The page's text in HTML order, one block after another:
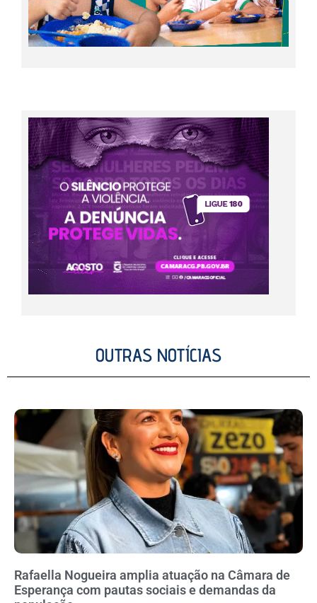
OUTRAS NOTÍCIAS
Rafaella Nogueira amplia atuação na Câmara de
Esperança com pautas sociais e demandas da